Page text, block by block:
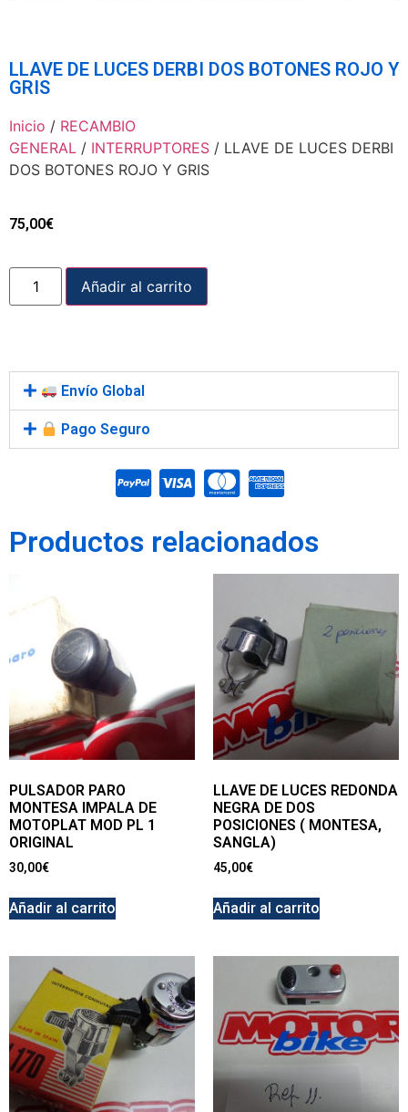
LLAVE DE LUCES DERBI DOS BOTONES ROJO Y
GRIS
Inicio / RECAMBIO
GENERAL / INTERRUPTORES / LLAVE DE LUCES DERBI
DOS BOTONES ROJO Y GRIS
75,00€
Añadir al carrito
Envío Global
Pago Seguro
Productos relacionados
PULSADOR PARO
MONTESA IMPALA DE
MOTOPLAT MOD PL 1
ORIGINAL
30,00€
Añadir al carrito
LLAVE DE LUCES REDONDA
NEGRA DE DOS
POSICIONES ( MONTESA,
SANGLA)
45,00€
Añadir al carrito